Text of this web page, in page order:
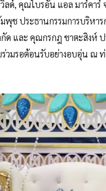
ด์, คุณไบรอัน แอล มาร์คาร์
พุช ประธานกรรมการบริห
กัด และ คุณกรกฎ ชาตะสิงห์
มรอต้อนรับอย่างอบอุ่น ณ